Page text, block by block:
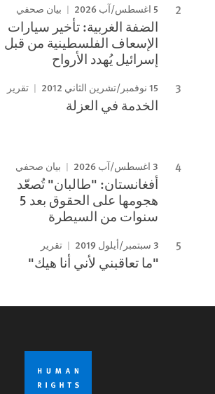
5 اغسطس/آب 2026 بيان صحفي
الضفة الغربية: تأخير سيارات
الإسعاف الفلسطينية من قبل
إسرائيل يُهدد الأرواح
15 نوفمبر/تشرين الثاني 2012 تقرير
الخدمة في العزلة
3 اغسطس/آب 2026 بيان صحفي
أفغانستان: "طالبان" تُصعّد
هجومها على الحقوق بعد 5
سنوات من السيطرة
3 سبتمبر/أيلول 2019 تقرير
"ما تعاقبني لأني أنا هيك"